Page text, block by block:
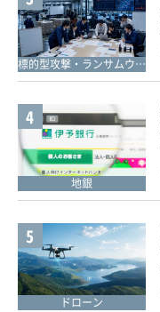
標的型攻撃・ランサムウェア対策
4
地銀
5
ドローン